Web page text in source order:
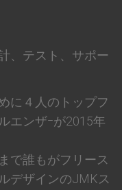
、テスト、サポー
に４人のトップフ
エンザｰが2015年
で誰もがフリース
デザインのJMKス